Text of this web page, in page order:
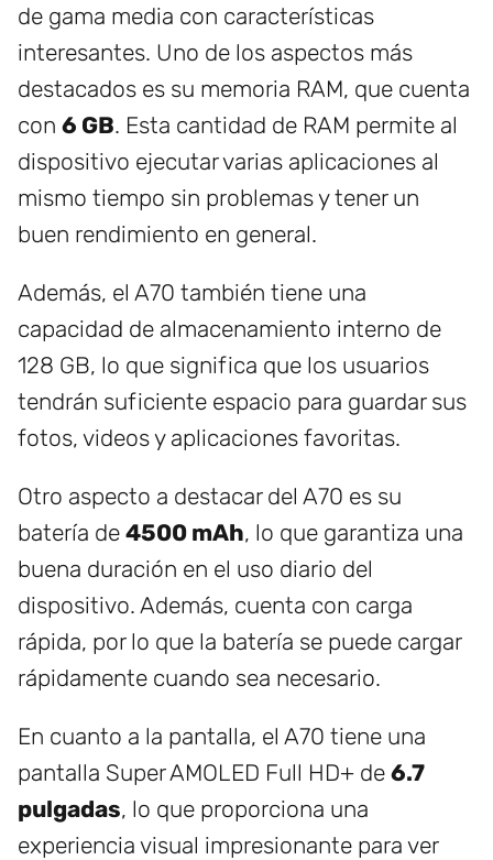
de gama media con características
interesantes. Uno de los aspectos más
destacados es su memoria RAM, que cuenta
con 6 GB. Esta cantidad de RAM permite al
dispositivo ejecutar varias aplicaciones al
mismo tiempo sin problemas y tener un
buen rendimiento en general.
Además, el A70 también tiene una
capacidad de almacenamiento interno de
128 GB, lo que significa que los usuarios
tendrán suficiente espacio para guardar sus
fotos, videos y aplicaciones favoritas.
Otro aspecto a destacar del A70 es su
batería de 4500 mAh, lo que garantiza una
buena duración en el uso diario del
dispositivo. Además, cuenta con carga
rápida, por lo que la batería se puede cargar
rápidamente cuando sea necesario.
En cuanto a la pantalla, el A70 tiene una
pantalla Super AMOLED Full HD+ de 6.7
pulgadas, lo que proporciona una
experiencia visual impresionante para ver